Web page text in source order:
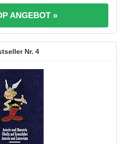
ANGEBOT »
4